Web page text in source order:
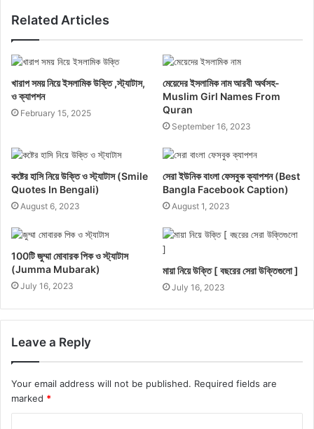
Related Articles
খারাপ সময় নিয়ে ইসলামিক উক্তি ,স্ট্যাটাস,
ও ক্যাপশন
February 15, 2025
মেয়েদের ইসলামিক নাম আরবী অর্থসহ-
Muslim Girl Names From
Quran
September 16, 2023
কষ্টের হাসি নিয়ে উক্তি ও স্ট্যাটাস (Smile
Quotes In Bengali)
August 6, 2023
সেরা ইউনিক বাংলা ফেসবুক ক্যাপশন (Best
Bangla Facebook Caption)
August 1, 2023
100টি জুম্মা মোবারক পিক ও স্ট্যাটাস
(Jumma Mubarak)
July 16, 2023
মায়া নিয়ে উক্তি [ বছরের সেরা উক্তিগুলো ]
July 16, 2023
Leave a Reply
Your email address will not be published. Required fields are
marked *